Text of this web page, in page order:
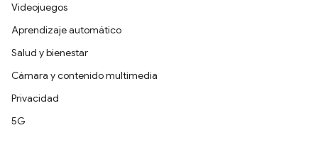
Videojuegos
Aprendizaje automático
Salud y bienestar
Cámara y contenido multimedia
Privacidad
5G